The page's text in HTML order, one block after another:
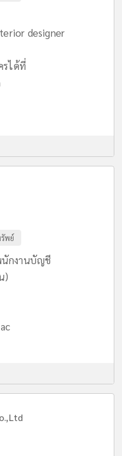
designer
รได้ที่
พย์
กงานบัญชี
)